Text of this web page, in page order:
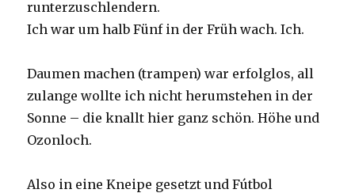
runterzuschlendern.
Ich war um halb Fünf in der Früh wach. Ich.
Daumen machen (trampen) war erfolglos, all
zulange wollte ich nicht herumstehen in der
Sonne – die knallt hier ganz schön. Höhe und
Ozonloch.
Also in eine Kneipe gesetzt und Fútbol